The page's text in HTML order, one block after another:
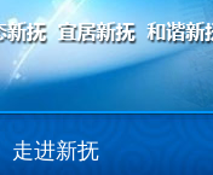
走进新抚